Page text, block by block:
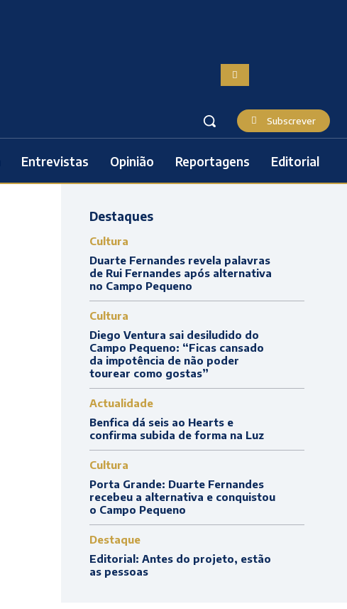
Subscrever
Entrevistas Opinião Reportagens Editorial
Destaques
Cultura
Duarte Fernandes revela palavras
de Rui Fernandes após alternativa
no Campo Pequeno
Cultura
Diego Ventura sai desiludido do
Campo Pequeno: “Ficas cansado
da impotência de não poder
tourear como gostas”
Actualidade
Benfica dá seis ao Hearts e
confirma subida de forma na Luz
Cultura
Porta Grande: Duarte Fernandes
recebeu a alternativa e conquistou
o Campo Pequeno
Destaque
Editorial: Antes do projeto, estão
as pessoas